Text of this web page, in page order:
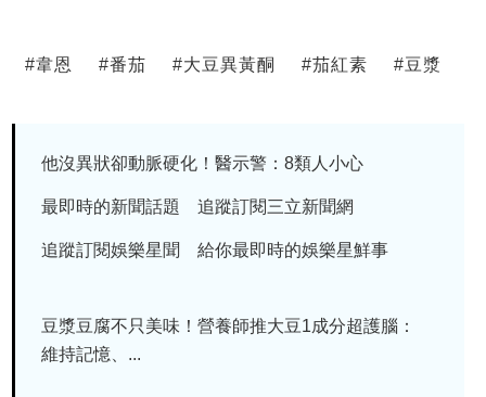
#韋恩 #番茄 #大豆異黃酮 #茄紅素 #豆漿
他沒異狀卻動脈硬化！醫示警：8類人小心
最即時的新聞話題 追蹤訂閱三立新聞網
追蹤訂閱娛樂星聞 給你最即時的娛樂星鮮事
豆漿豆腐不只美味！營養師推大豆1成分超護腦：
維持記憶、...